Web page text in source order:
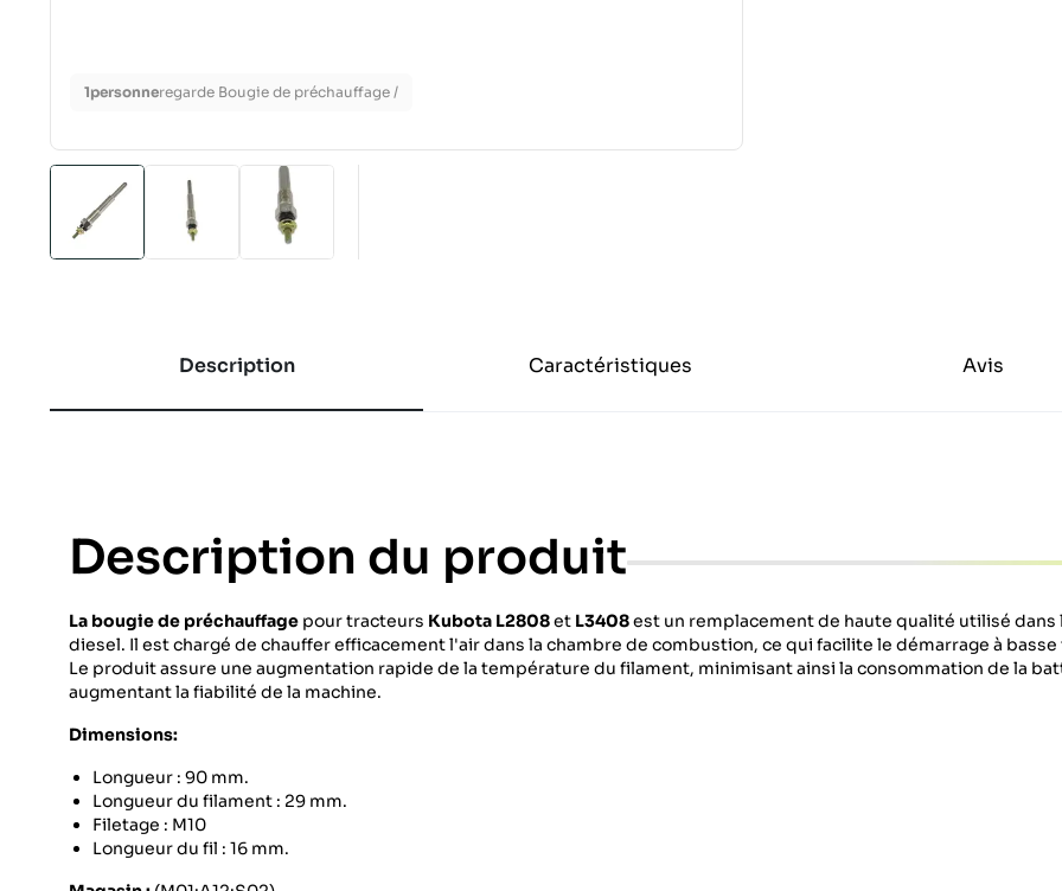
1personneregarde Bougie de préchauffage /
Description Caractéristiques Avis
Description du produit
La bougie de préchauffage pour tracteurs Kubota L2808et L3408est un remplacement de haute qualité utilisé dans
diesel. Il est chargé de chauffer efficacement l'air dans la chambre de combustion, ce qui facilite le démarrage à
Le produit assure une augmentation rapide de la température du filament, minimisant ainsi la consommation de la
augmentant la fiabilité de la machine.
Dimensions:
Longueur : 90 mm.
Longueur du filament : 29 mm.
Filetage : M10
Longueur du fil : 16 mm.